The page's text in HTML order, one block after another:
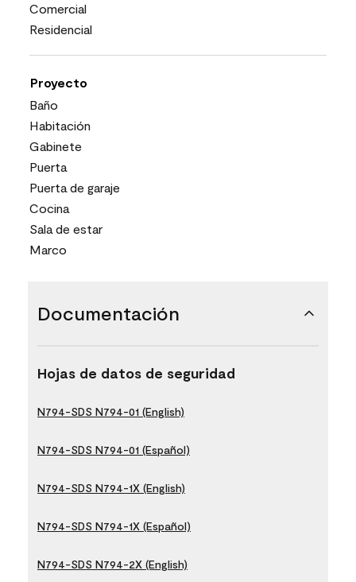
Comercial
Residencial
Proyecto
Baño
Habitación
Gabinete
Puerta
Puerta de garaje
Cocina
Sala de estar
Marco
Documentación
Hojas de datos de seguridad
N794-SDS N794-01 (English)
N794-SDS N794-01 (Español)
N794-SDS N794-1X (English)
N794-SDS N794-1X (Español)
N794-SDS N794-2X (English)